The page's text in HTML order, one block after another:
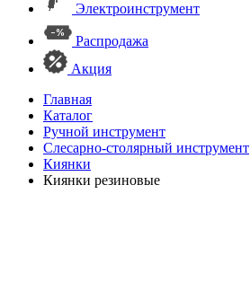
Электроинструмент
Распродажа
Акция
Главная
Каталог
Ручной инструмент
Слесарно-столярный инструмент
Киянки
Киянки резиновые